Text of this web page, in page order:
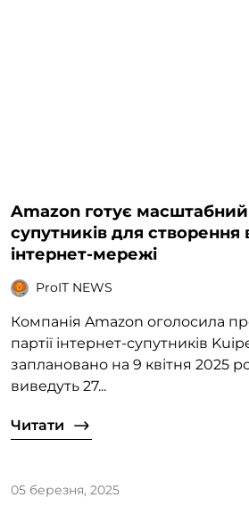
Amazon готує
супутників для створення
інтернет-мережі
ProIT NEWS
Компанія Amazon оголосила
партії інтернет-супутників
заплановано на 9 квітня 2025
виведуть 27...
Читати
05 березня, 2025